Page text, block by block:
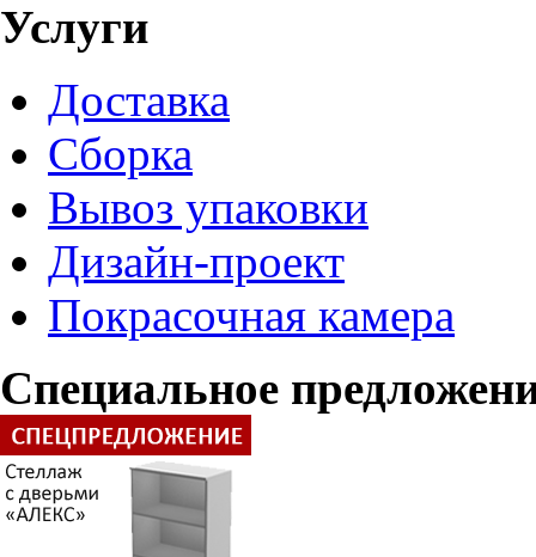
Услуги
Доставка
Сборка
Вывоз упаковки
Дизайн-проект
Покрасочная камера
Специальное